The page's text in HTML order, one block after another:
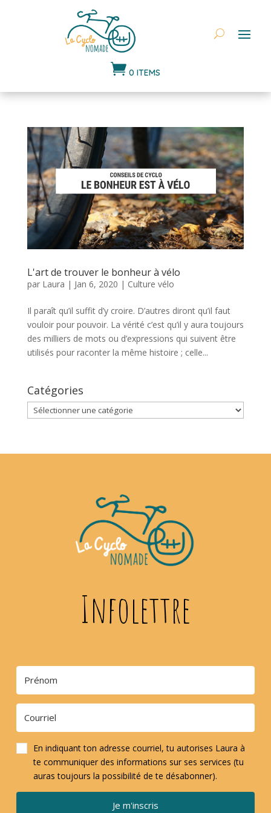
 0 ITEMS
L'art de trouver le bonheur à vélo
par Laura | Jan 6, 2020 | Culture vélo
Il paraît qu’il suffit d’y croire. D’autres diront qu’il faut
vouloir pour pouvoir. La vérité c’est qu’il y aura toujours
des milliers de mots ou d’expressions qui suivent être
utilisés pour raconter la même histoire ; celle...
Catégories
Catégories
Infolettre
En indiquant ton adresse courriel, tu autorises Laura à
te communiquer des informations sur ses services (tu
auras toujours la possibilité de te désabonner).
Je m'inscris